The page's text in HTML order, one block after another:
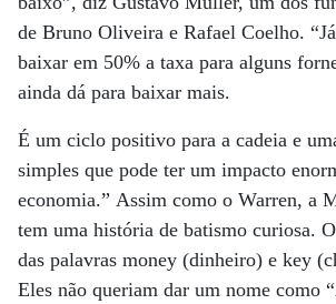
de Bruno Oliveira e Rafael Coelho.
baixar em 50% a taxa para alguns
ainda dá para baixar mais.
É um ciclo positivo para a cadeia e
simples que pode ter um impacto
economia.” Assim como o Warren, a
tem uma história de batismo curiosa.
das palavras money (dinheiro) e key
Eles não queriam dar um nome como